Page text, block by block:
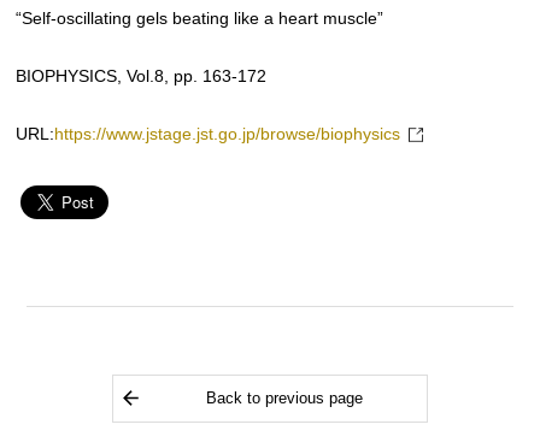
“Self-oscillating gels beating like a heart muscle”
BIOPHYSICS, Vol.8, pp. 163-172
URL: https://www.jstage.jst.go.jp/browse/biophysics
Back to previous page